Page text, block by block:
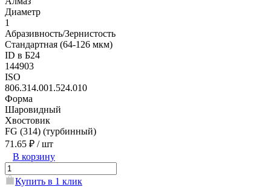
Диаметр
1
Абразивность/Зернистость
Стандартная (64-126 мкм)
ID в Б24
144903
ISO
806.314.001.524.010
Форма
Шаровидный
Хвостовик
FG (314) (турбинный)
71.65 ₽ / шт
В корзину
Купить в 1 клик